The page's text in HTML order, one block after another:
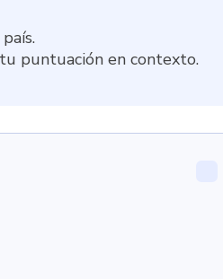
puntuación en contexto.